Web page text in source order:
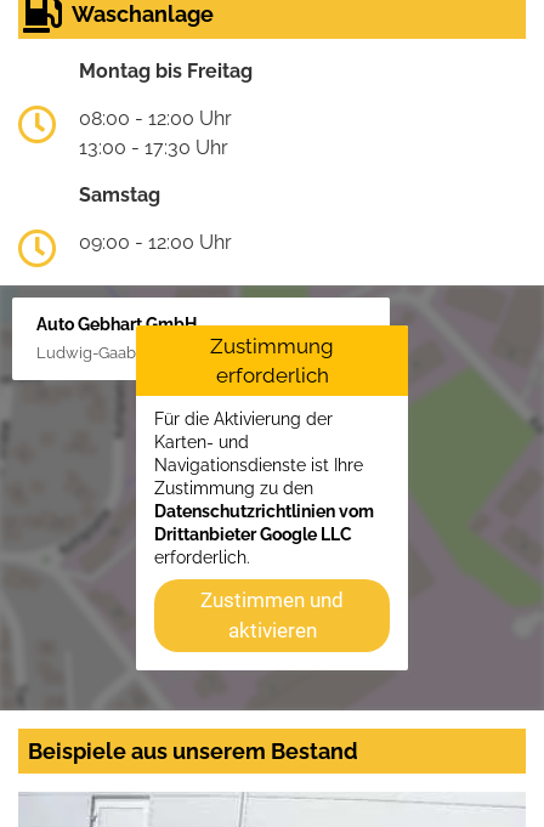
Waschanlage
Montag bis Freitag
08:00 - 12:00 Uhr
13:00 - 17:30 Uhr
Samstag
09:00 - 12:00 Uhr
Auto Gebhart GmbH
Ludwig-Gaab-Str. 4, 88427 Bad Schussenried
Zustimmung
erforderlich
Für die Aktivierung der
Karten- und
Navigationsdienste ist Ihre
Zustimmung zu den
Datenschutzrichtlinien vom
Drittanbieter Google LLC
erforderlich.
Zustimmen und
aktivieren
Beispiele aus unserem Bestand